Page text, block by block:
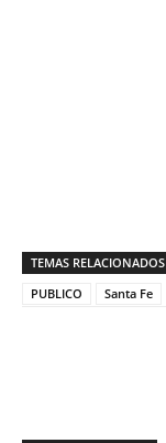
TEMAS RELACIONADOS
PUBLICO
Santa Fe